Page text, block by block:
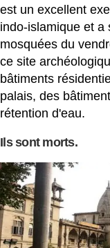
est un excellent
indo-islamique et a
mosquées du
ce site
bâtiments
palais, des
rétention d'eau.
Ils sont morts.